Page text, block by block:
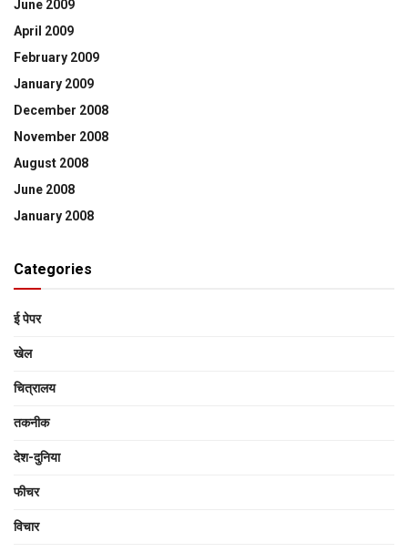
June 2009
April 2009
February 2009
January 2009
December 2008
November 2008
August 2008
June 2008
January 2008
Categories
ई पेपर
खेल
चित्रालय
तकनीक
देश-दुनिया
फीचर
विचार